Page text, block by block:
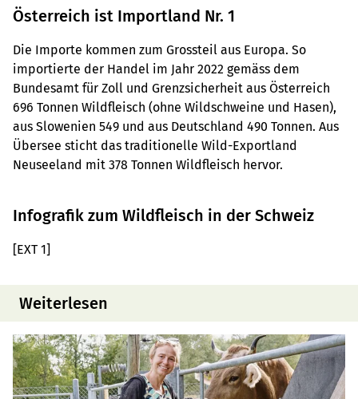
Österreich ist Importland Nr. 1
Die Importe kommen zum Grossteil aus Europa. So
importierte der Handel im Jahr 2022 gemäss dem
Bundesamt für Zoll und Grenzsicherheit aus Österreich
696 Tonnen Wildfleisch (ohne Wildschweine und Hasen),
aus Slowenien 549 und aus Deutschland 490 Tonnen. Aus
Übersee sticht das traditionelle Wild-Exportland
Neuseeland mit 378 Tonnen Wildfleisch hervor.
Infografik zum Wildfleisch in der Schweiz
[EXT 1]
Weiterlesen